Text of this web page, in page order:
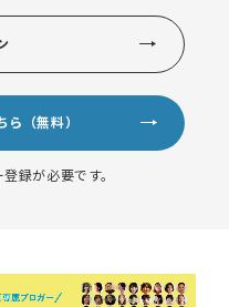
（無料）
録が必要です。